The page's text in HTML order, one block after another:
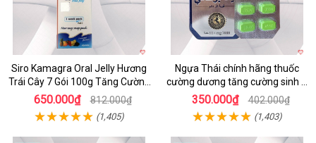
Siro Kamagra Oral Jelly Hương
Trái Cây 7 Gói 100g Tăng Cường
Sinh Lý Nam
650.000₫ 812.000₫
(1,405)
Ngựa Thái chính hãng thuốc
cường dương tăng cường sinh lý
nam hộp 10 viên
350.000₫ 402.000₫
(1,403)